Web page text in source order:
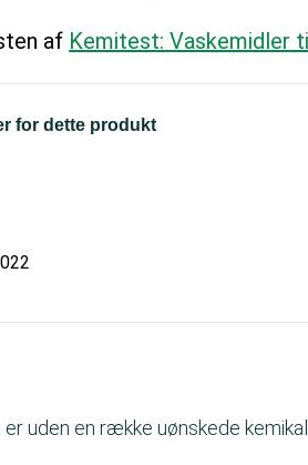
af Kemitest: Vaskemidler
for dette produkt
uden en række uønskede